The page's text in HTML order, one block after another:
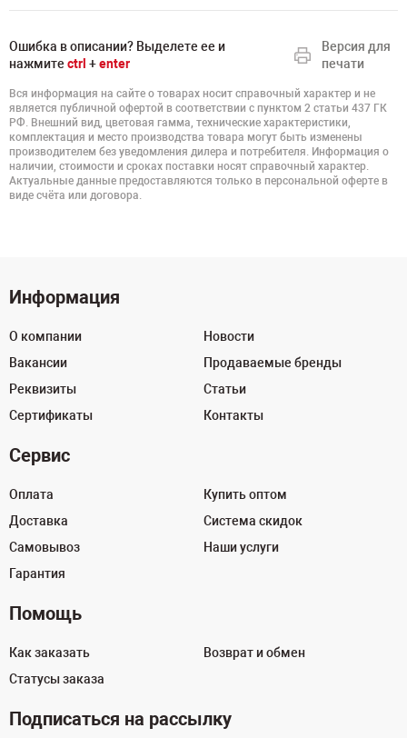
Ошибка в описании? Выделете ее и
нажмите ctrl +enter
Версия для
печати
Вся информация на сайте о товарах носит справочный характер и не
является публичной офертой в соответствии с пунктом 2 статьи 437 ГК
РФ. Внешний вид, цветовая гамма, технические характеристики,
комплектация и место производства товара могут быть изменены
производителем без уведомления дилера и потребителя. Информация о
наличии, стоимости и сроках поставки носят справочный характер.
Актуальные данные предоставляются только в персональной оферте в
виде счёта или договора.
Информация
О компании
Вакансии
Реквизиты
Сертификаты
Новости
Продаваемые бренды
Статьи
Контакты
Сервис
Оплата
Доставка
Самовывоз
Гарантия
Купить оптом
Система скидок
Наши услуги
Помощь
Как заказать
Статусы заказа
Возврат и обмен
Подписаться на рассылку